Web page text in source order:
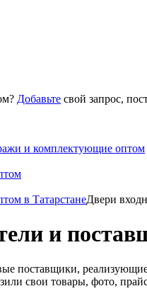
Добавьте свой запрос,
и комплектующие оптом
в ТатарстанеДвери
и
поставщики,
свои товары, фото,